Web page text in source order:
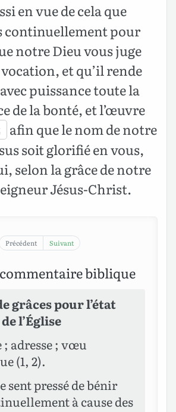
en vue de cela que
continuellement pour
notre Dieu vous juge
et qu’il rende
puissance toute la
de la bonté, et l’œuvre
afin que le nom de notre
soit glorifié en vous,
selon la grâce de notre
Jésus-Christ.
Précédent Suivant
biblique
grâces pour l’état
l’Église
adresse ; vœu
(1, 2).
sent pressé de bénir
à cause des